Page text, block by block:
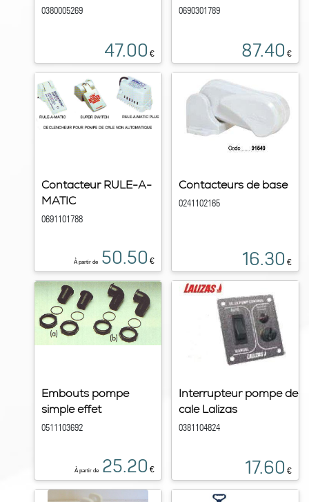
0380005269
47.00 €
0690301789
87.40 €
Contacteur RULE-A-
MATIC
0691101788
À partir de 50.50 €
Contacteurs de base
0241102165
16.30 €
Embouts pompe
simple effet
0511103692
À partir de 25.20 €
Interrupteur pompe de
cale Lalizas
0381104824
17.60 €